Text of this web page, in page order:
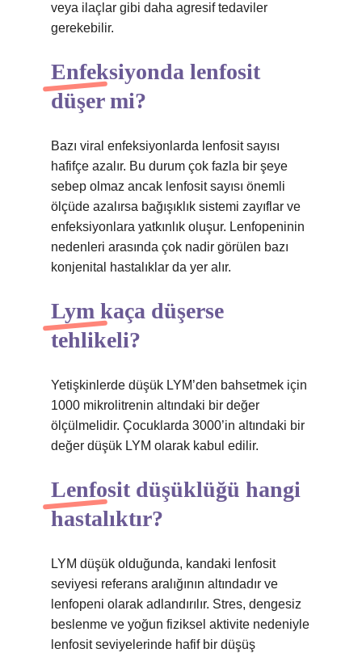
veya ilaçlar gibi daha agresif tedaviler
gerekebilir.
Enfeksiyonda lenfosit
düşer mi?
Bazı viral enfeksiyonlarda lenfosit sayısı
hafifçe azalır. Bu durum çok fazla bir şeye
sebep olmaz ancak lenfosit sayısı önemli
ölçüde azalırsa bağışıklık sistemi zayıflar ve
enfeksiyonlara yatkınlık oluşur. Lenfopeninin
nedenleri arasında çok nadir görülen bazı
konjenital hastalıklar da yer alır.
Lym kaça düşerse
tehlikeli?
Yetişkinlerde düşük LYM’den bahsetmek için
1000 mikrolitrenin altındaki bir değer
ölçülmelidir. Çocuklarda 3000’in altındaki bir
değer düşük LYM olarak kabul edilir.
Lenfosit düşüklüğü hangi
hastalıktır?
LYM düşük olduğunda, kandaki lenfosit
seviyesi referans aralığının altındadır ve
lenfopeni olarak adlandırılır. Stres, dengesiz
beslenme ve yoğun fiziksel aktivite nedeniyle
lenfosit seviyelerinde hafif bir düşüş